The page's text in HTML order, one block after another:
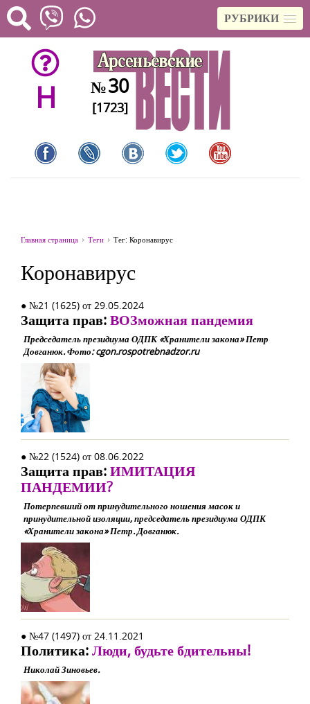
РУБРИКИ
H №30
[1723]
Главная страница Теги Тег: Коронавирус
Коронавирус
● №21 (1625) от 29.05.2024
Защита прав:ВОЗможная пандемия
Председатель президиума ОДПК «Хранители закона» Петр
Довганюк. Фото: cgon.rospotrebnadzor.ru
● №22 (1524) от 08.06.2022
Защита прав:ИМИТАЦИЯ
ПАНДЕМИИ?
Потерпевший от принудительного ношения масок и
принудительной изоляции, председатель президиума ОДПК
«Хранители закона» Петр. Довганюк.
● №47 (1497) от 24.11.2021
Политика:Люди, будьте бдительны!
Николай Зиновьев.